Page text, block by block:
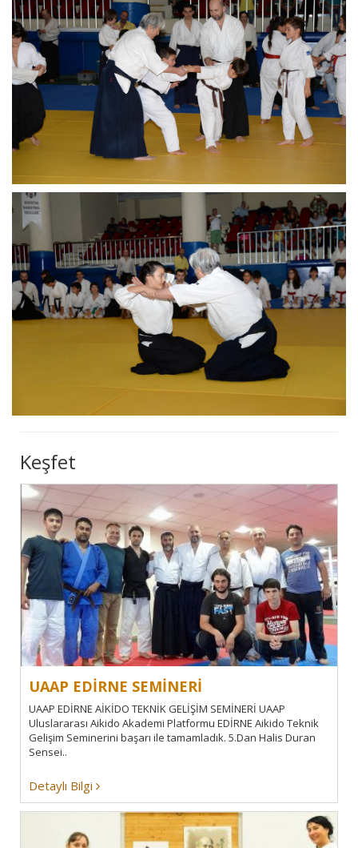
Keşfet
UAAP EDİRNE SEMİNERİ
UAAP EDİRNE AİKİDO TEKNİK GELİŞİM SEMİNERİ UAAP
Uluslararası Aikido Akademi Platformu EDİRNE Aikido Teknik
Gelişim Seminerini başarı ile tamamladık. 5.Dan Halis Duran
Sensei..
Detaylı Bilgi